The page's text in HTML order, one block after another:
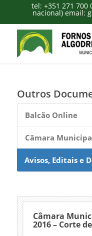
tel: +351 271 700
nacional) email:
Outros
Balcão Online
Câmara
Avisos, Editais e
Câmara
2016 – Corte